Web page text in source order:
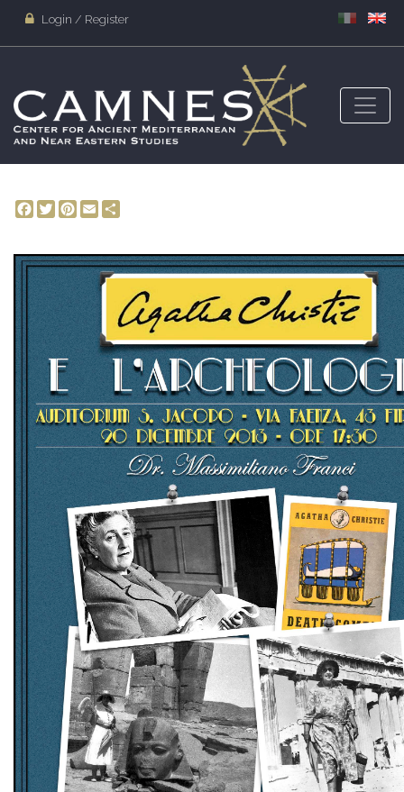
Login / Register
Facebook
TwitterPinterest
Email